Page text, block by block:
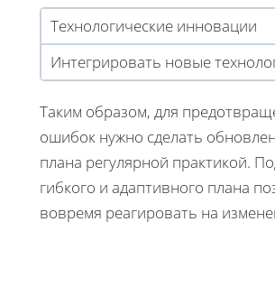
Технологические инновации
Интегрировать новые
Таким образом, для
ошибок нужно сделать
плана регулярной практикой.
гибкого и адаптивного плана
вовремя реагировать на